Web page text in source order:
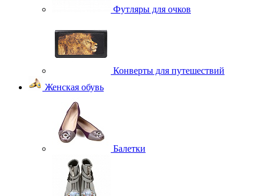
Футляры для очков
Конверты для путешествий
Женская обувь
Балетки